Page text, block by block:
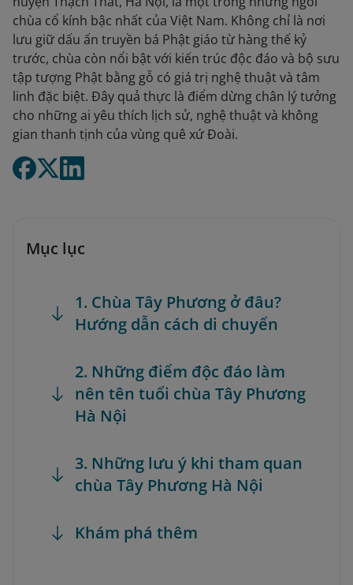
chùa cổ kính bậc nhất của Việt Nam. Không chỉ là nơi
lưu giữ dấu ấn truyền bá Phật giáo từ hàng thế kỷ
trước, chùa còn nổi bật với kiến trúc độc đáo và bộ sưu
tập tượng Phật bằng gỗ có giá trị nghệ thuật và tâm
linh đặc biệt. Đây quả thực là điểm dừng chân lý tưởng
cho những ai yêu thích lịch sử, nghệ thuật và không
gian thanh tịnh của vùng quê xứ Đoài.
Mục lục
1. Chùa Tây Phương ở đâu?
Hướng dẫn cách di chuyển
2. Những điểm độc đáo làm
nên tên tuổi chùa Tây Phương
Hà Nội
3. Những lưu ý khi tham quan
chùa Tây Phương Hà Nội
Khám phá thêm